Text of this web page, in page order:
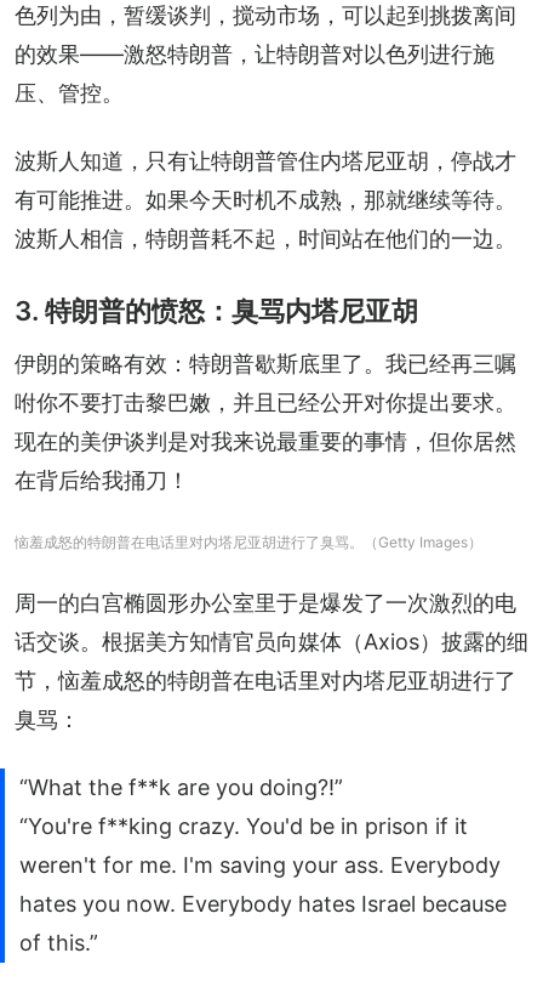
色列为由，暂缓谈判，搅动市场，可以起到挑拨离间
的效果——激怒特朗普，让特朗普对以色列进行施
压、管控。
波斯人知道，只有让特朗普管住内塔尼亚胡，停战才
有可能推进。如果今天时机不成熟，那就继续等待。
波斯人相信，特朗普耗不起，时间站在他们的一边。
3. 特朗普的愤怒：臭骂内塔尼亚胡
伊朗的策略有效：特朗普歇斯底里了。我已经再三嘱
咐你不要打击黎巴嫩，并且已经公开对你提出要求。
现在的美伊谈判是对我来说最重要的事情，但你居然
在背后给我捅刀！
恼羞成怒的特朗普在电话里对内塔尼亚胡进行了臭骂。（Getty Images）
周一的白宫椭圆形办公室里于是爆发了一次激烈的电
话交谈。根据美方知情官员向媒体（Axios）披露的细
节，恼羞成怒的特朗普在电话里对内塔尼亚胡进行了
臭骂：
“What the f**k are you doing?!”
“You're f**king crazy. You'd be in prison if it
weren't for me. I'm saving your ass. Everybody
hates you now. Everybody hates Israel because
of this.”